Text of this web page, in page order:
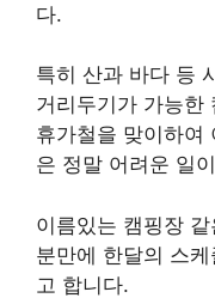
다.
특히 산과 바다 등
거리두기가 가능한
휴가철을 맞이하여
은 정말 어려운 일
이름있는 캠핑장
분만에 한달의 스
고 합니다.